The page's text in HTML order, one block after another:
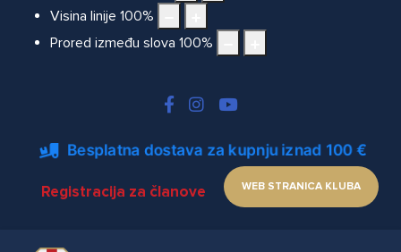
Visina linije 100%
Prored između slova 100%
Besplatna dostava za kupnju iznad 100 €
Registracija za članove WEB STRANICA KLUBA